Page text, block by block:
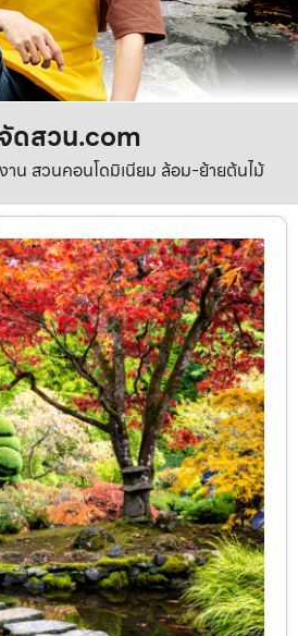
ดสวน.com
น สวนคอนโดมิเนียม ล้อม-ย้ายต้นไม้